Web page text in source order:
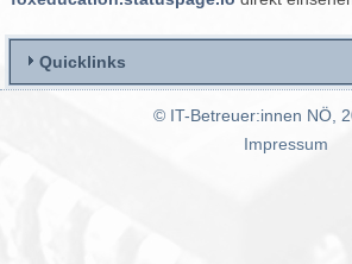
Quicklinks
© IT-Betreuer:innen NÖ,
Impressum